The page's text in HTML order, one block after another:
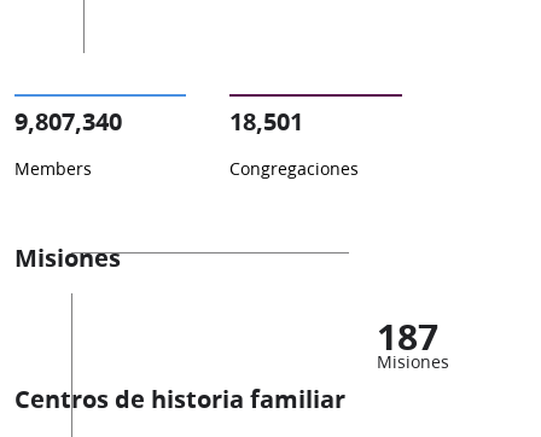
9,807,340
Members
18,501
Congregaciones
Misiones
187
Misiones
Centros de historia familiar